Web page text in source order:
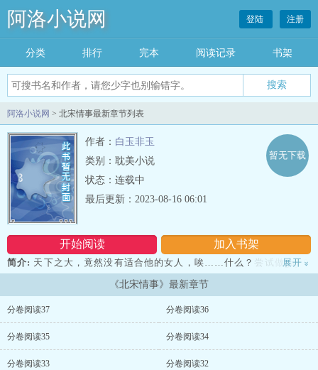
阿洛小说网 登陆 注册
分类 排行 完本 阅读记录 书架
阿洛小说网 > 北宋情事最新章节列表
作者： 白玉非玉
类别：耽美小说
状态：连载中
开始阅读 加入书架
暂无下载
最后更新：2023-08-16 06:01
简介: 天下之大，竟然没有适合他的女人，唉……什么？尝试做gay？
去！他肩负传种接代的伟大历史使命，他谢家就他这三千亩田一根独
苗，他要是去做gay，还不被爷爷nainai爸爸妈妈表姑表姨表姐表妹念
死？ 所以，他决定，要回以封建礼教闻名的宋朝去找一个“从来不出
逐他鸡”的温良恭俭让，以他为天的美丽女子当老婆！ 附带说说，他
的这一行动得到做文物鉴定的表姑资金支持，条件是宋徽宗书画n
(n>2) 副；得到做计算机生产商的老爸设备支持，条件是李师师写
展开 »
《北宋情事》最新章节
分卷阅读37 分卷阅读36
分卷阅读35 分卷阅读34
分卷阅读33 分卷阅读32